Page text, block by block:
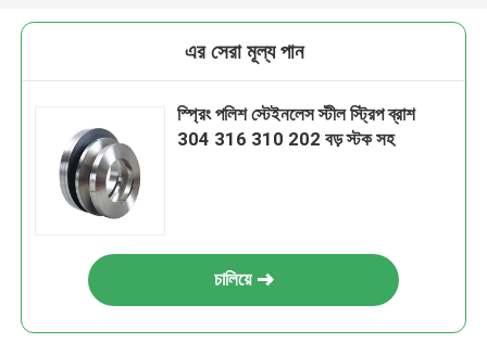
এর সেরা মূল্য পান
স্প্রিং পলিশ স্টেইনলেস স্টীল স্ট্রিপ ব্রাশ
304 316 310 202 বড় স্টক সহ
চালিয়ে